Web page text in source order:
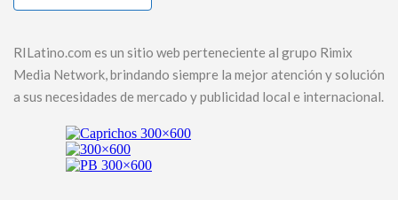
RILatino.com es un sitio web perteneciente al grupo Rimix
Media Network, brindando siempre la mejor atención y solución
a sus necesidades de mercado y publicidad local e internacional.